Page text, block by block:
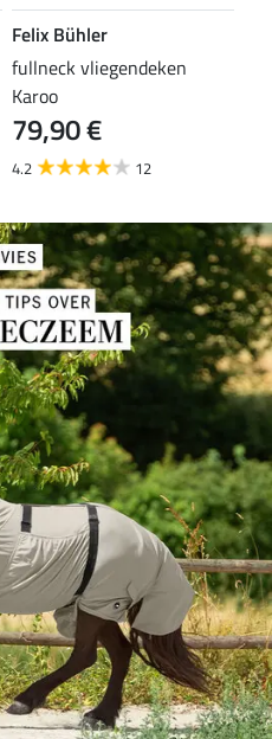
Felix Bühler
fullneck vliegendeken
Karoo
79,90 €
4.2 12